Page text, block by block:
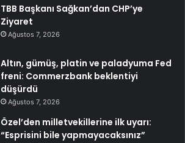
TBB Başkanı Sağkan’dan CHP’ye
Ziyaret
Ağustos 7, 2026
Altın, gümüş, platin ve paladyuma Fed
freni: Commerzbank beklentiyi
düşürdü
Ağustos 7, 2026
Özel’den milletvekillerine ilk uyarı:
“Esprisini bile yapmayacaksınız”